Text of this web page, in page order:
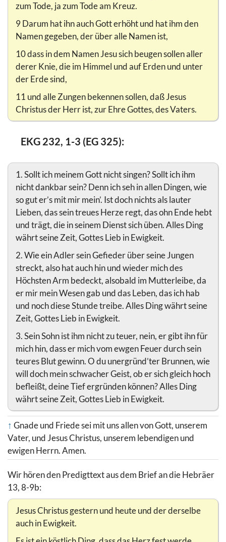
zum Tode, ja zum Tode am Kreuz.
9 Darum hat ihn auch Gott erhöht und hat ihm den
Namen gegeben, der über alle Namen ist,
10 dass in dem Namen Jesu sich beugen sollen aller
derer Knie, die im Himmel und auf Erden und unter
der Erde sind,
11 und alle Zungen bekennen sollen, daß Jesus
Christus der Herr ist, zur Ehre Gottes, des Vaters.
EKG 232, 1-3 (EG 325):
1. Sollt ich meinem Gott nicht singen? Sollt ich ihm
nicht dankbar sein? Denn ich seh in allen Dingen, wie
so gut er’s mit mir mein’. Ist doch nichts als lauter
Lieben, das sein treues Herze regt, das ohn Ende hebt
und trägt, die in seinem Dienst sich üben. Alles Ding
währt seine Zeit, Gottes Lieb in Ewigkeit.
2. Wie ein Adler sein Gefieder über seine Jungen
streckt, also hat auch hin und wieder mich des
Höchsten Arm bedeckt, alsobald im Mutterleibe, da
er mir mein Wesen gab und das Leben, das ich hab
und noch diese Stunde treibe. Alles Ding währt seine
Zeit, Gottes Lieb in Ewigkeit.
3. Sein Sohn ist ihm nicht zu teuer, nein, er gibt ihn für
mich hin, dass er mich vom ewgen Feuer durch sein
teures Blut gewinn. O du unergründ’ter Brunnen, wie
will doch mein schwacher Geist, ob er sich gleich hoch
befleißt, deine Tief ergründen können? Alles Ding
währt seine Zeit, Gottes Lieb in Ewigkeit.
↑ Gnade und Friede sei mit uns allen von Gott, unserem
Vater, und Jesus Christus, unserem lebendigen und
ewigen Herrn. Amen.
Wir hören den Predigttext aus dem Brief an die Hebräer
13, 8-9b:
Jesus Christus gestern und heute und der derselbe
auch in Ewigkeit.